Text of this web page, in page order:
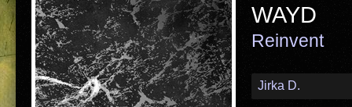
WAYD
Reinvent
Jirka D.